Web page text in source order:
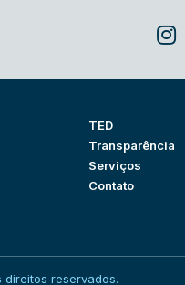
TED
Transparência
Serviços
Contato
direitos reservados.